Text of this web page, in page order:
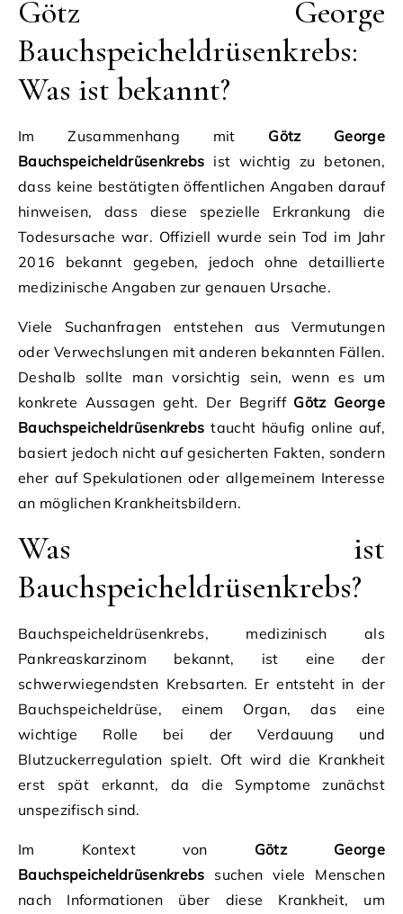
Götz George
Bauchspeicheldrüsenkrebs:
Was ist bekannt?
Im Zusammenhang mit Götz George
Bauchspeicheldrüsenkrebs ist wichtig zu betonen,
dass keine bestätigten öffentlichen Angaben darauf
hinweisen, dass diese spezielle Erkrankung die
Todesursache war. Offiziell wurde sein Tod im Jahr
2016 bekannt gegeben, jedoch ohne detaillierte
medizinische Angaben zur genauen Ursache.
Viele Suchanfragen entstehen aus Vermutungen
oder Verwechslungen mit anderen bekannten Fällen.
Deshalb sollte man vorsichtig sein, wenn es um
konkrete Aussagen geht. Der Begriff Götz George
Bauchspeicheldrüsenkrebs taucht häufig online auf,
basiert jedoch nicht auf gesicherten Fakten, sondern
eher auf Spekulationen oder allgemeinem Interesse
an möglichen Krankheitsbildern.
Was ist
Bauchspeicheldrüsenkrebs?
Bauchspeicheldrüsenkrebs, medizinisch als
Pankreaskarzinom bekannt, ist eine der
schwerwiegendsten Krebsarten. Er entsteht in der
Bauchspeicheldrüse, einem Organ, das eine
wichtige Rolle bei der Verdauung und
Blutzuckerregulation spielt. Oft wird die Krankheit
erst spät erkannt, da die Symptome zunächst
unspezifisch sind.
Im Kontext von Götz George
Bauchspeicheldrüsenkrebs suchen viele Menschen
nach Informationen über diese Krankheit, um